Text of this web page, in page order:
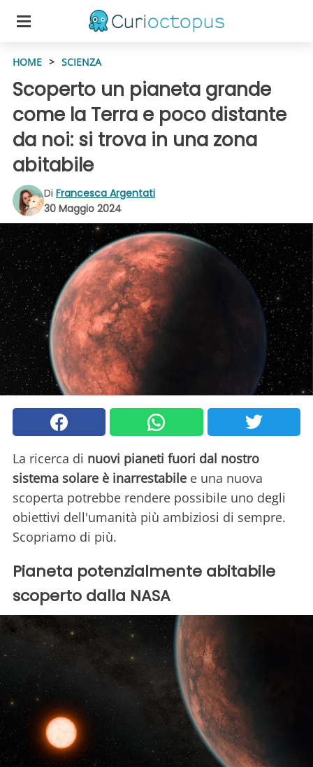
HOME > SCIENZA
Scoperto un pianeta grande
come la Terra e poco distante
da noi: si trova in una zona
abitabile
Di Francesca Argentati
30 Maggio 2024
La ricerca di nuovi pianeti fuori dal nostro
sistema solare è inarrestabile e una nuova
scoperta potrebbe rendere possibile uno degli
obiettivi dell'umanità più ambiziosi di sempre.
Scopriamo di più.
Pianeta potenzialmente abitabile
scoperto dalla NASA